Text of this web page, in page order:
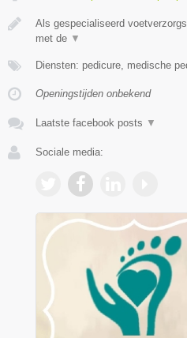
Als gespecialiseerd
met de ▼
Diensten: pedicure, medische
Openingstijden onbekend
Laatste facebook posts ▼
Sociale media: